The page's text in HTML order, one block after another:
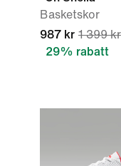
Basketskor
987 kr 1 399 kr
29% rabatt